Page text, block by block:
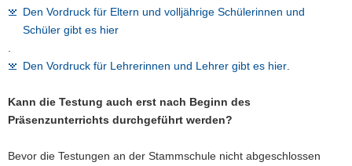
Den Vordruck für Eltern und volljährige Schülerinnen und
Schüler gibt es hier
Den Vordruck für Lehrerinnen und Lehrer gibt es hier
Kann die Testung auch erst nach Beginn des
Präsenzunterrichts durchgeführt werden?
Bevor die Testungen an der Stammschule nicht abgeschlossen